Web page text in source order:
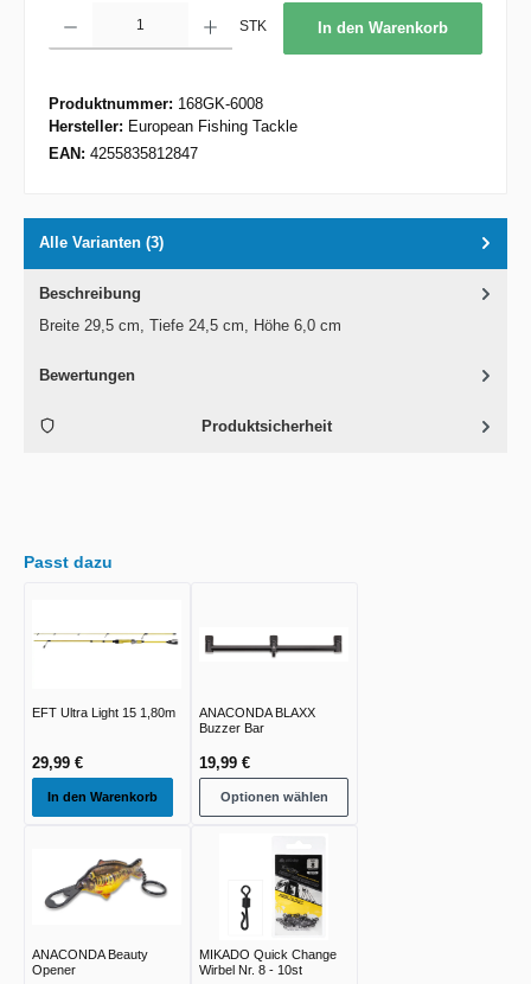
STK In den Warenkorb
Produktnummer: 168GK-6008
Hersteller: European Fishing Tackle
EAN: 4255835812847
Alle Varianten (3)
Beschreibung
Breite 29,5 cm, Tiefe 24,5 cm, Höhe 6,0 cm
Bewertungen
Produktsicherheit
Passt dazu
EFT Ultra Light 15 1,80m
29,99 €
In den Warenkorb
ANACONDA BLAXX
Buzzer Bar
19,99 €
Optionen wählen
ANACONDA Beauty
Opener
MIKADO Quick Change
Wirbel Nr. 8 - 10st